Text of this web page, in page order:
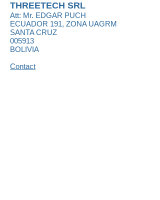
THREETECH SRL
Att: Mr. EDGAR PUCH
ECUADOR 191, ZONA UAGRM
SANTA CRUZ
005913
BOLIVIA
Contact